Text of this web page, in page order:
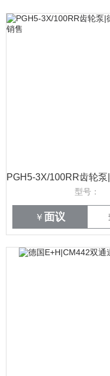
型号：
￥ 面议